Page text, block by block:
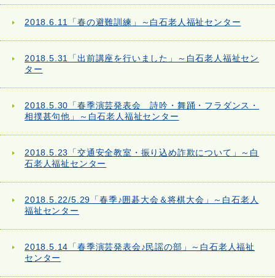
2018.6.11「春の避難訓練」～白石老人福祉センター
2018.5.31「出前講座を行いました」～白石老人福祉セン
ター
2018.5.30「春季演芸発表会 詩吟・舞踊・フラダンス・
相撲甚句他」～白石老人福祉センター
2018.5.23「交通安全教室・振り込め詐欺について」～白
石老人福祉センター
2018.5.22/5.29「春季♪囲碁大会＆将棋大会」～白石老人
福祉センター
2018.5.14「春季演芸発表会♪民謡の部」～白石老人福祉
センター